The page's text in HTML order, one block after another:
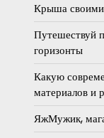
Крыша своими
Путешествуй
горизонты
Какую
материалов и
ЯжМужик,